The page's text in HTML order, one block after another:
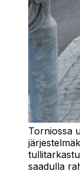
Torniossa
saadulla